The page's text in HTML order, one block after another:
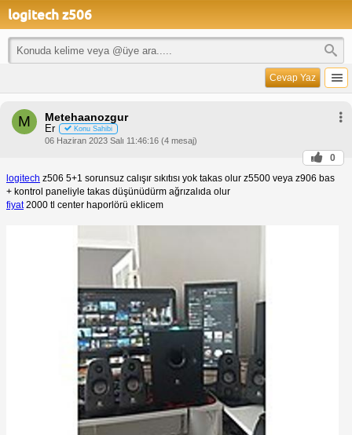
logitech z506
Cevap Yaz
M Metehaanozgur
Er Konu Sahibi
06 Haziran 2023 Salı 11:46:16 (4 mesaj)
0
logitech z506 5+1 sorunsuz calışır sıkıtısı yok takas olur z5500 veya z906 bas
+ kontrol paneliyle takas düşünüdürm ağrızalıda olur
fiyat2000 tl center haporlörü eklicem